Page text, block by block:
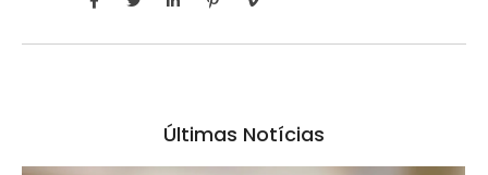
Últimas Notícias